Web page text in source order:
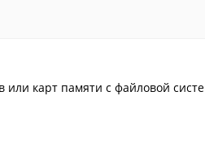
или карт памяти с файловой систе